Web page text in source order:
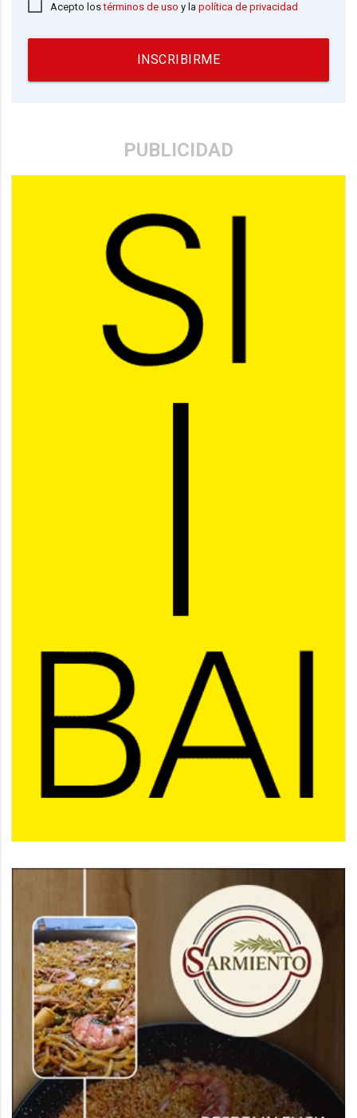
Acepto lostérminos de uso y lapolítica de privacidad
INSCRIBIRME
PUBLICIDAD